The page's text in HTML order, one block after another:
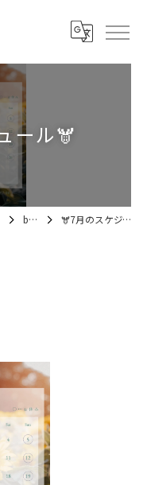
ール🫎
blog 🫎7月のスケジュール🫎